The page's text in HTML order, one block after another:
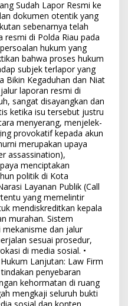
Sudah Lapor Resmi ke
dokumen otentik yang
sebenarnya telah
di Polda Riau pada
hukum yang
bahwa proses hukum
subjek terlapor yang
Bikin Kegaduhan dan Niat
laporan resmi di
sangat disayangkan dan
ketika isu tersebut justru
menyerang, menjelek-
provokatif kepada akun
merupakan upaya
assassination),
menciptakan
politik di Kota
Layanan Publik (Call
yang memelintir
mendiskreditkan kepala
murahan. Sistem
dan jalur
sesuai prosedur,
di media sosial. •
Lanjutan: Law Firm
penyebaran
kehormatan di ruang
mengkaji seluruh bukti
sosial dan konten